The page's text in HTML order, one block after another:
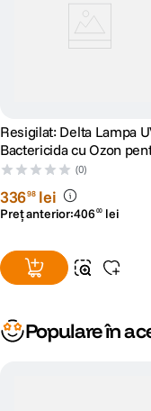
Resigilat: Delta Lampa
Bactericida cu Ozon
Sterilizarea Aerului din
Incaperi - RS125049703-
(0)
33698 lei
Preț anterior:40600 lei
Populare în